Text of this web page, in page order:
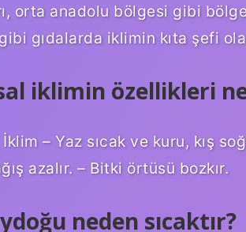
orta anadolu bölgesi gibi
gıdalarda iklimin kıta şefi
iklimin özellikleri
– Yaz sıcak ve kuru, kış
azalır. – Bitki örtüsü bozkır.
neden sıcaktır?